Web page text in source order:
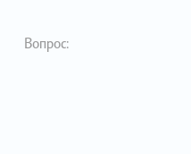
Вопрос: